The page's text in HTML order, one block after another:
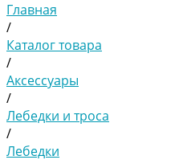
Главная
/
Каталог товара
/
Аксессуары
/
Лебедки и троса
/
Лебедки